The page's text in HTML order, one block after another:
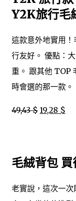
Y2K旅行毛
這款意外地實用
行友好。 優點：
重。 跟其他 TOP
時會選的那一款。
49,43 $ 19,28 $
毛絨背包
老實說，這次一